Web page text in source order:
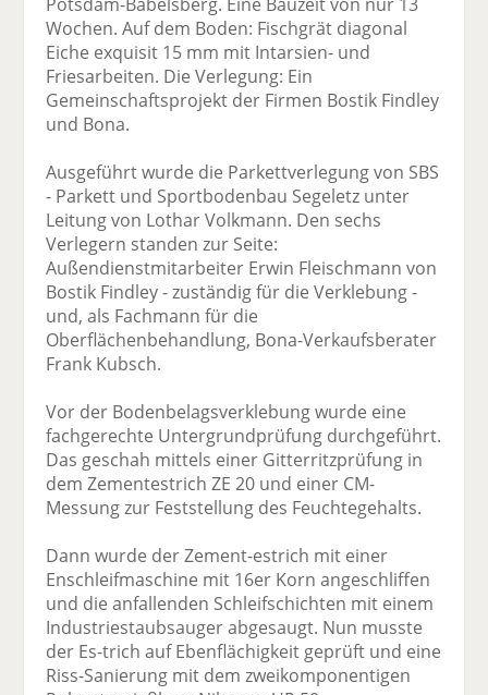
Wochen. Auf dem Boden: Fischgrät diagonal
Eiche exquisit 15 mm mit Intarsien- und
Friesarbeiten. Die Verlegung: Ein
Gemeinschaftsprojekt der Firmen Bostik Findley
und Bona.
Ausgeführt wurde die Parkettverlegung von SBS
- Parkett und Sportbodenbau Segeletz unter
Leitung von Lothar Volkmann. Den sechs
Verlegern standen zur Seite:
Außendienstmitarbeiter Erwin Fleischmann von
Bostik Findley - zuständig für die Verklebung -
und, als Fachmann für die
Oberflächenbehandlung, Bona-Verkaufsberater
Frank Kubsch.
Vor der Bodenbelagsverklebung wurde eine
fachgerechte Untergrundprüfung durchgeführt.
Das geschah mittels einer Gitterritzprüfung in
dem Zementestrich ZE 20 und einer CM-
Messung zur Feststellung des Feuchtegehalts.
Dann wurde der Zement-estrich mit einer
Enschleifmaschine mit 16er Korn angeschliffen
und die anfallenden Schleifschichten mit einem
Industriestaubsauger abgesaugt. Nun musste
der Es-trich auf Ebenflächigkeit geprüft und eine
Riss-Sanierung mit dem zweikomponentigen